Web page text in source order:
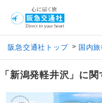
阪急交通社トップ > 国内
「新潟発軽井沢」に